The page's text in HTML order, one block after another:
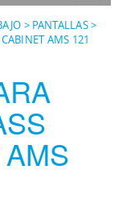
> PANTALLAS>
AMS 121